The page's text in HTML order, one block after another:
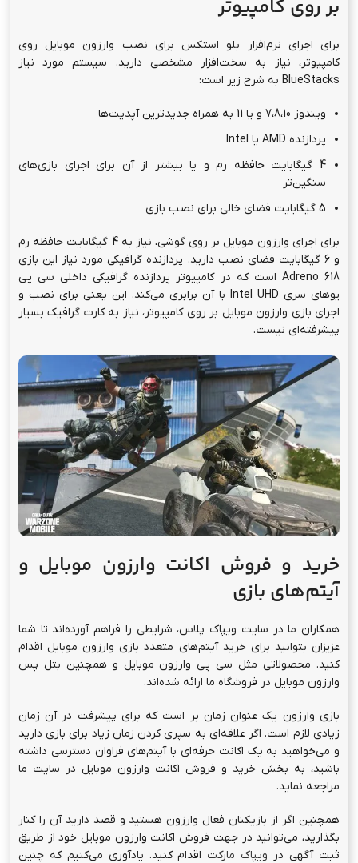
بر روی کامپیوتر
برای اجرای نرم‌افزار بلو استکس برای نصب وارزون موبایل روی
کامپیوتر، نیاز به سخت‌افزار مشخصی دارید. سیستم مورد نیاز
BlueStacks به شرح زیر است:
ویندوز 7،8،10 و یا 11 به همراه جدیدترین آپدیت‌ها
پردازنده AMD یا Intel
4 گیگابایت حافظه رم و یا بیشتر از آن برای اجرای بازی‌های
سنگین‌تر
5 گیگابایت فضای خالی برای نصب بازی
برای اجرای وارزون موبایل بر روی گوشی، نیاز به 4 گیگابایت حافظه رم
و 6 گیگابایت فضای نصب دارید. پردازنده گرافیکی مورد نیاز این بازی
Adreno 618 است که در کامپیوتر پردازنده گرافیکی داخلی سی پی
یو‌های سری Intel UHD با آن برابری می‌کند. این یعنی برای نصب و
اجرای بازی وارزون موبایل بر روی کامپیوتر، نیاز به کارت گرافیک بسیار
پیشرفته‌ای نیست.
خرید و فروش اکانت وارزون موبایل و
آیتمهای بازی
همکاران ما در سایت ویپاک پلاس، شرایطی را فراهم آورده‌اند تا شما
عزیزان بتوانید برای خرید آیتم‌های متعدد بازی وارزون موبایل اقدام
کنید. محصولاتی مثل سی پی وارزون موبایل و همچنین بتل پس
وارزون موبایل در فروشگاه ما ارائه شده‌اند.
بازی وارزون یک عنوان زمان بر است که برای پیشرفت در آن زمان
زیادی لازم است. اگر علاقه‌ای به سپری کردن زمان زیاد برای بازی دارید
و می‌خواهید به یک اکانت حرفه‌ای با آیتم‌های فراوان دسترسی داشته
باشید، به بخش خرید و فروش اکانت وارزون موبایل در سایت ما
مراجعه نماید.
همچنین اگر از بازیکنان فعال وارزون هستید و قصد دارید آن را کنار
بگذارید، می‌توانید در جهت فروش اکانت وارزون موبایل خود از طریق
ثبت آگهی در ویپاک مارکت اقدام کنید. یادآوری می‌کنیم که چنین